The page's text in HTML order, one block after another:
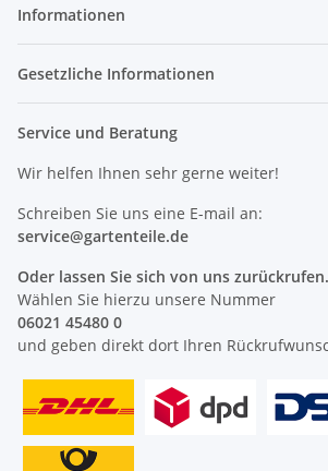
Informationen
Gesetzliche Informationen
Service und Beratung
Wir helfen Ihnen sehr gerne weiter!
Schreiben Sie uns eine E-mail an:
service@gartenteile.de
Oder lassen Sie sich von uns zurückrufen.
Wählen Sie hierzu unsere Nummer
06021 45480 0
und geben direkt dort Ihren